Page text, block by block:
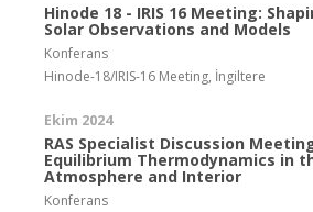
Hinode 18 - IRIS 16 Meeting:
Solar Observations and Models
Konferans
Hinode-18/IRIS-16 Meeting, İngiltere
Ekim 2024
RAS Specialist Discussion
Equilibrium Thermodynamics in
Atmosphere and Interior
Konferans